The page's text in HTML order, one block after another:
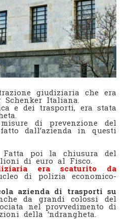
giudiziaria che era
Schenker Italiana.
e dei trasporti, era stata
di prevenzione del
dall’azienda in questi
Fatta poi la chiusura del
di euro al Fisco.
era scaturito da
di polizia economico-
azienda di trasporti su
da grandi colossi del
nel provvedimento di
della ‘ndrangheta.